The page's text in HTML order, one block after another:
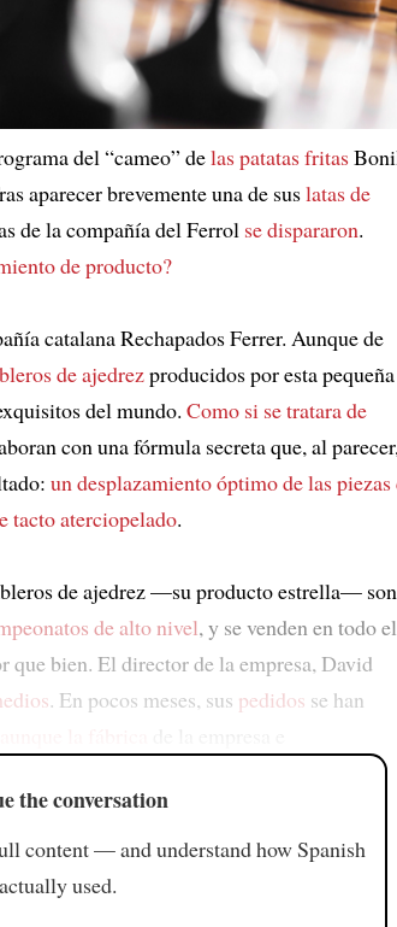
del “cameo” delas patatas fritas
aparecer brevemente una de suslatas de
de la compañía del Ferrol se dispararon.
de producto?
catalana Rechapados Ferrer. Aunque de
de ajedrezproducidos por esta pequeña
del mundo. Como si se tratara de
con una fórmula secreta que, al parecer,
un desplazamiento óptimo de las piezas
tacto aterciopelado.
de ajedrez —su producto estrella— son
de alto nivel, y se venden en todo el
que bien. El director de la empresa, David
. En pocos meses, sus pedidos se han
the conversation
content — and understand how Spanish
used.